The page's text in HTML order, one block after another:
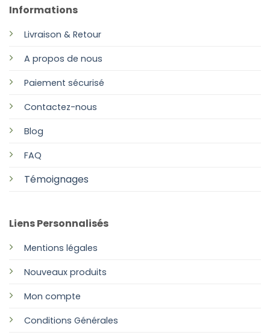
Informations
Livraison & Retour
A propos de nous
Paiement sécurisé
Contactez-nous
Blog
FAQ
Témoignages
Liens Personnalisés
Mentions légales
Nouveaux produits
Mon compte
Conditions Générales